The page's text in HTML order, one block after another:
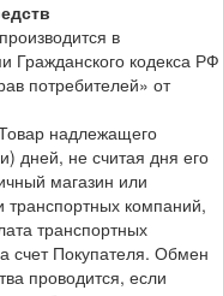
в
Гражданского кодекса РФ
потребителей» от
надлежащего
дней, не считая дня его
магазин или
транспортных компаний,
транспортных
счет Покупателя. Обмен
проводится, если